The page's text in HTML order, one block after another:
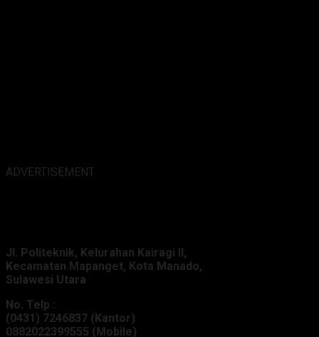
ADVERTISEMENT
Jl. Politeknik, Kelurahan Kairagi II,
Kecamatan Mapanget, Kota Manado,
Sulawesi Utara
No. Telp :
(0431) 7246837 (Kantor)
0882022399555 (Mobile)